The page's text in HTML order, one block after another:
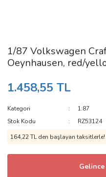
1/87 Volkswagen
Oeynhausen, red/
1.458,55 TL
Kategori
1:87
Stok Kodu
RZ53124
164,22 TL den başlayan taksitlerle!